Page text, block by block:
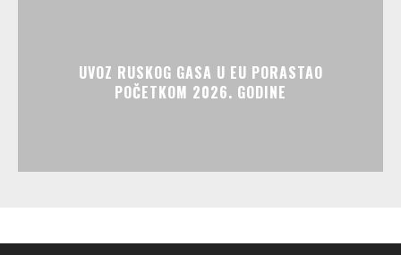
UVOZ RUSKOG GASA U EU PORASTAO
POČETKOM 2026. GODINE